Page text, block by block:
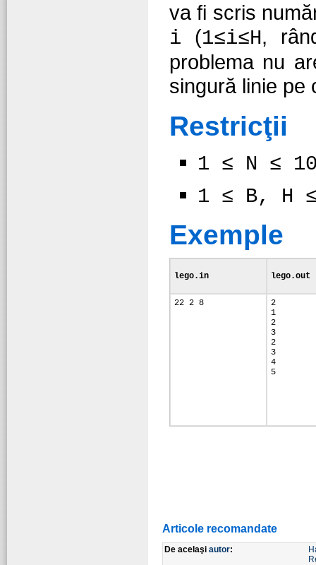
va fi scris
i (1≤i≤H,
problema nu
singură linie
Restricţii
1 ≤ N ≤
1 ≤ B, H
Exemple
lego.in lego.out
22 2 8
2
1
2
3
2
3
4
5
Articole recomandate
De acelaşi autor: